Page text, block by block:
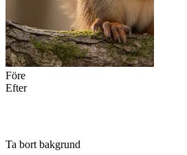
Före
Efter
Ta bort bakgrund